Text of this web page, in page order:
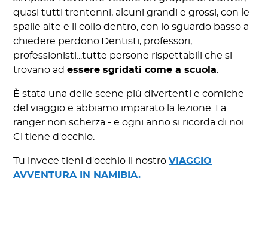
quasi tutti trentenni, alcuni grandi e grossi, con le
spalle alte e il collo dentro, con lo sguardo basso a
chiedere perdono.Dentisti, professori,
professionisti...tutte persone rispettabili che si
trovano adessere sgridati come a scuola
È stata una delle scene più divertenti e comiche
del viaggio e abbiamo imparato la lezione. La
ranger non scherza - e ogni anno si ricorda di noi.
Ci tiene d'occhio.
Tu invece tieni d'occhio il nostroVIAGGIO
AVVENTURA IN NAMIBIA.